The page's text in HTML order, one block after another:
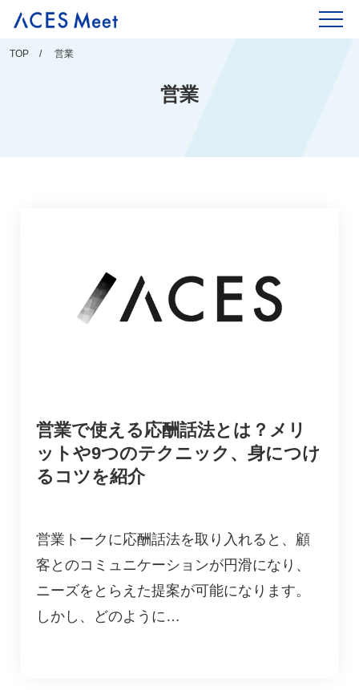
content
営業
TOP 営業
営業で使える応酬話法とは？メリ
ットや9つのテクニック、身につけ
るコツを紹介
営業トークに応酬話法を取り入れると、顧
客とのコミュニケーションが円滑になり、
ニーズをとらえた提案が可能になります。
しかし、どのように…